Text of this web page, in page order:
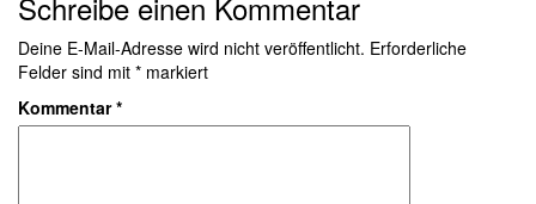
Deine E-Mail-Adresse wird nicht veröffentlicht. Erforderliche
Felder sind mit * markiert
Kommentar*